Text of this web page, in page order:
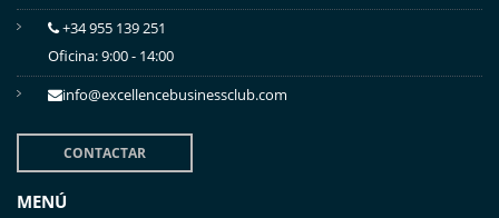
+34 955 139 251
Oficina: 9:00 - 14:00
info@excellencebusinessclub.com
CONTACTAR
MENÚ